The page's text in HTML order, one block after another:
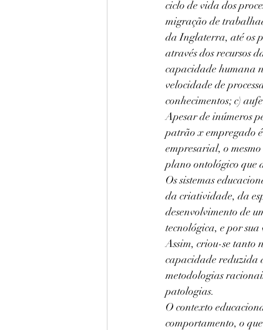
ciclo de vida dos
migração de
da Inglaterra, até os
através dos recursos
capacidade humana
velocidade de
conhecimentos; c)
Apesar de inúmeros
patrão x empregado
empresarial, o
plano ontológico que
Os sistemas
da criatividade, da
desenvolvimento de
tecnológica, e por
Assim, criou-se tanto
capacidade reduzida
metodologias
patologias.
O contexto
comportamento, o